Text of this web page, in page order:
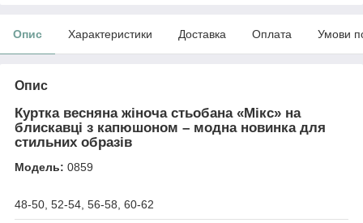
Опис Характеристики Доставка Оплата Умови
Опис
Куртка весняна жіноча стьобана «Мікс» на
блискавці з капюшоном – модна новинка для
стильних образів
Модель: 0859
48-50, 52-54, 56-58, 60-62